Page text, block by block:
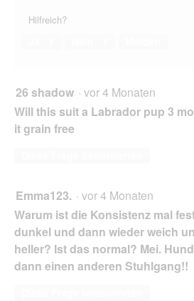
Hilfreich?
26 shadow · vor 4 Monaten
Will this suit a Labrador pup 3
it grain free
Emma123. · vor 4 Monaten
Warum ist die Konsistenz mal
dunkel und dann wieder weich
heller? Ist das normal? Mei.
dann einen anderen Stuhlgang!!